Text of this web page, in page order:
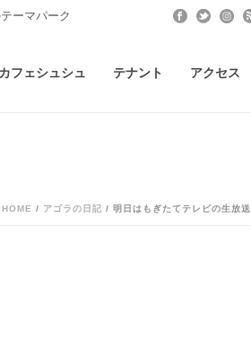
ーマパーク
カフェシュシュ テナント アクセス
HOME / アゴラの日記 / 明日はもぎたてテレビの生放送